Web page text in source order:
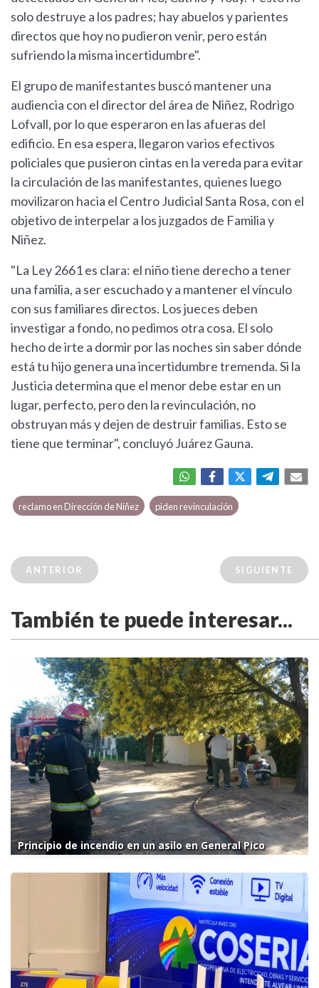
solo destruye a los padres; hay abuelos y parientes
directos que hoy no pudieron venir, pero están
sufriendo la misma incertidumbre".
El grupo de manifestantes buscó mantener una
audiencia con el director del área de Niñez, Rodrigo
Lofvall, por lo que esperaron en las afueras del
edificio. En esa espera, llegaron varios efectivos
policiales que pusieron cintas en la vereda para evitar
la circulación de las manifestantes, quienes luego
movilizaron hacia el Centro Judicial Santa Rosa, con el
objetivo de interpelar a los juzgados de Familia y
Niñez.
"La Ley 2661 es clara: el niño tiene derecho a tener
una familia, a ser escuchado y a mantener el vínculo
con sus familiares directos. Los jueces deben
investigar a fondo, no pedimos otra cosa. El solo
hecho de irte a dormir por las noches sin saber dónde
está tu hijo genera una incertidumbre tremenda. Si la
Justicia determina que el menor debe estar en un
lugar, perfecto, pero den la revinculación, no
obstruyan más y dejen de destruir familias. Esto se
tiene que terminar", concluyó Juárez Gauna.
reclamo en Dirección de Niñez piden revinculación
ANTERIOR SIGUIENTE
También te puede interesar...
Principio de incendio en un asilo en General Pico